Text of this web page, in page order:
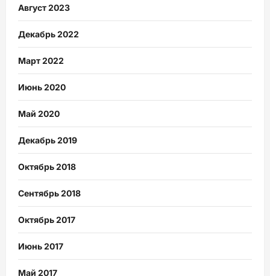
Август 2023
Декабрь 2022
Март 2022
Июнь 2020
Май 2020
Декабрь 2019
Октябрь 2018
Сентябрь 2018
Октябрь 2017
Июнь 2017
Май 2017